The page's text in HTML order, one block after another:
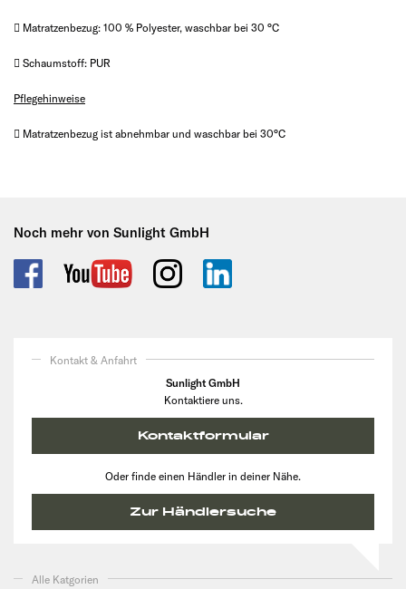
 Matratzenbezug: 100 % Polyester, waschbar bei 30 °C
 Schaumstoff: PUR
Pflegehinweise
 Matratzenbezug ist abnehmbar und waschbar bei 30°C
Noch mehr von Sunlight GmbH
Kontakt & Anfahrt
Sunlight GmbH
Kontaktiere uns.
Kontaktformular
Oder finde einen Händler in deiner Nähe.
Zur Händlersuche
Alle Katgorien